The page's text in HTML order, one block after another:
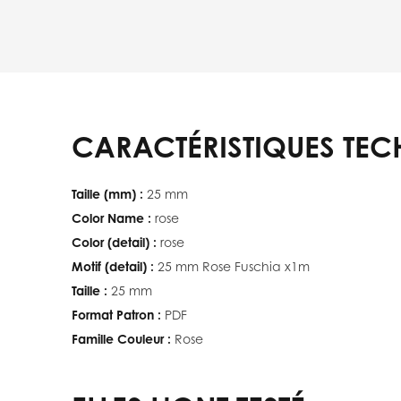
CARACTÉRISTIQUES
Taille (mm) : 25 mm
Color Name : rose
Color (detail) : rose
Motif (detail) : 25 mm Rose Fuschia x1m
Taille : 25 mm
Format Patron : PDF
Famille Couleur : Rose